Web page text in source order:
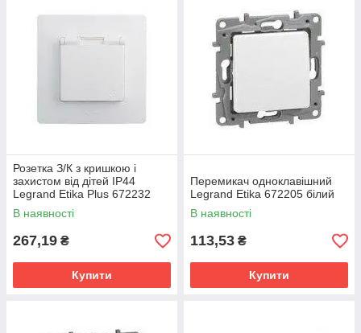
Розетка З/К з кришкою і
захистом від дітей IP44
Legrand Etika Plus 672232
біла
В наявності
267,19 ₴
Купити
Перемикач одноклавішний
Legrand Etika 672205 білий
В наявності
113,53 ₴
Купити